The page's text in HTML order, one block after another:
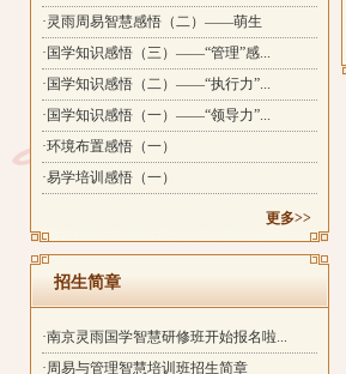
·灵雨周易智慧感悟（二）——萌生
·国学知识感悟（三）——“管理”感...
·国学知识感悟（二）——“执行力”...
·国学知识感悟（一）——“领导力”...
·环境布置感悟（一）
·易学培训感悟（一）
更多>>
招生简章
·南京灵雨国学智慧研修班开始报名啦...
·周易与管理智慧培训班招生简章